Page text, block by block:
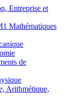
Entreprise et
Mathématiques
de
Arithmétique,